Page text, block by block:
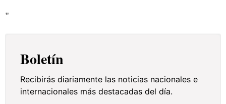
"
Boletín
Recibirás diariamente las noticias nacionales e
internacionales más destacadas del día.